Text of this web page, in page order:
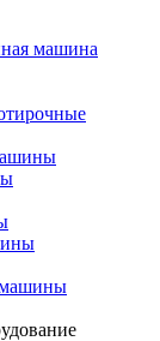
машина
машины